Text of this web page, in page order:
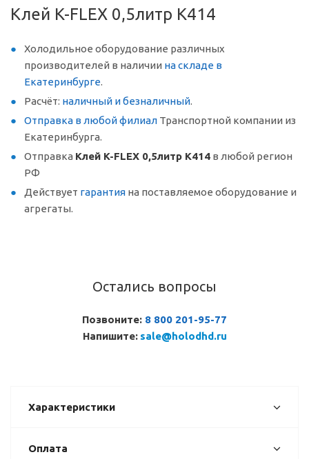
Клей K-FLEX 0,5литр К414
Холодильное оборудование различных
производителей в наличии на складе в
Екатеринбурге.
Расчёт: наличный и безналичный.
Отправка в любой филиал Транспортной компании из
Екатеринбурга.
Отправка Клей K-FLEX 0,5литр К414 в любой регион
РФ
Действует гарантия на поставляемое оборудование и
агрегаты.
Остались вопросы
Позвоните: 8 800 201-95-77
Напишите: sale@holodhd.ru
Характеристики
Оплата